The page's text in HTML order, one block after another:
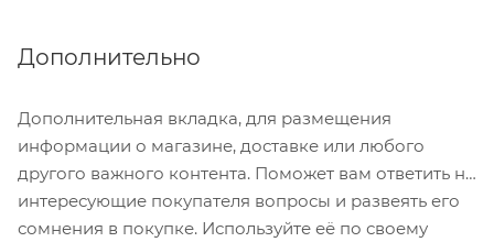
Дополнительно
Дополнительная вкладка, для размещения
информации о магазине, доставке или любого
другого важного контента. Поможет вам ответить на
интересующие покупателя вопросы и развеять его
сомнения в покупке. Используйте её по своему